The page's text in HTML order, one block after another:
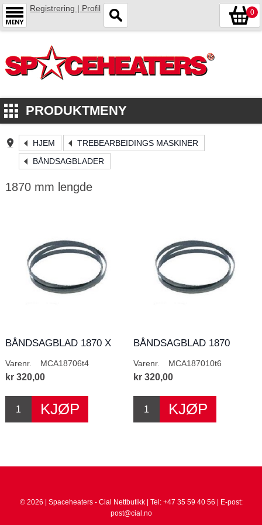
Registrering | Profil 0
PRODUKTMENY
HJEM
TREBEARBEIDINGS MASKINER
BÅNDSAGBLADER
1870 mm lengde
BÅNDSAGBLAD 1870 X
Varenr. MCA18706t4
kr 320,00
BÅNDSAGBLAD 1870
Varenr. MCA187010t6
kr 320,00
© 2026 | Spaceheaters - Cial Nettbutikk | Tel: +47 35 59 40 56 | E-post:
post@cial.no